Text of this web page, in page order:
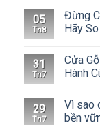
05
Th8
Đừng
Hãy
31
Th7
Cửa
Hành
29
Th7
Vì sao
bền